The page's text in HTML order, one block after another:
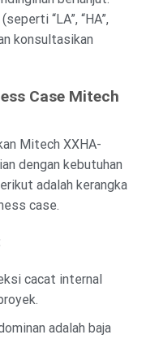
“LA”, “HA”,
konsultasikan
Case Mitech
Mitech XXHA-
dengan kebutuhan
adalah kerangka
case.
cacat internal
adalah baja